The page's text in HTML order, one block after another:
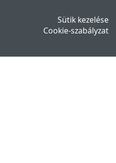
Sütik kezelése
Cookie-szabályzat